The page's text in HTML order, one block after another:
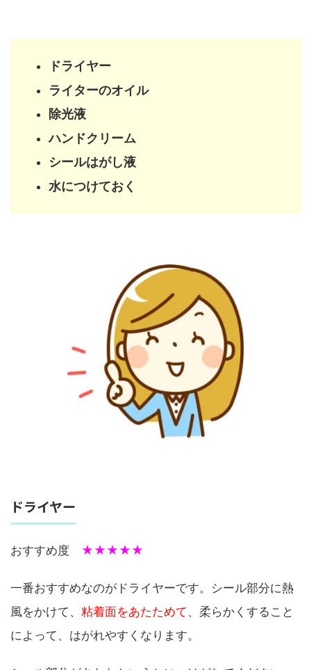
ドライヤー
ライターのオイル
除光液
ハンドクリーム
シールはがし液
水につけておく
ドライヤー
おすすめ度 ★★★★★
一番おすすめなのがドライヤーです。シール部分に熱
風をかけて、 粘着面をあたためて 、柔らかくすること
によって、はがれやすくなります。